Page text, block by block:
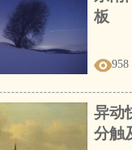
板
958
异动
分触